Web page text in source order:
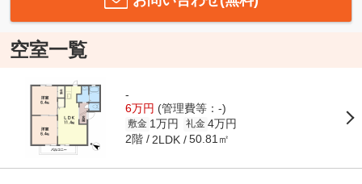
空室一覧
-
6万円 (管理費等：-)
敷金 1万円 礼金 4万円
2階 2LDK 50.81㎡